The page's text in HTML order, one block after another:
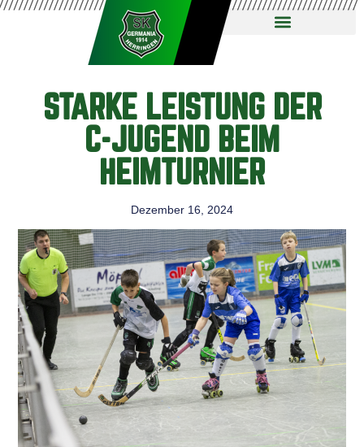
STARKE LEISTUNG DER
C-JUGEND BEIM
HEIMTURNIER
Dezember 16, 2024